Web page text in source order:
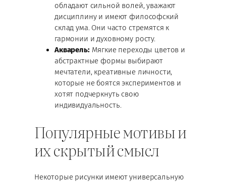
обладают сильной волей, уважают
дисциплину и имеют философский
склад ума. Они часто стремятся к
гармонии и духовному росту.
Акварель:Мягкие переходы цветов и
абстрактные формы выбирают
мечтатели, креативные личности,
которые не боятся экспериментов и
хотят подчеркнуть свою
индивидуальность.
Популярные мотивы и
их скрытый смысл
Некоторые рисунки имеют универсальную